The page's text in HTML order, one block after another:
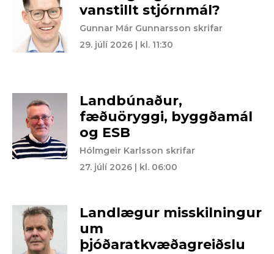
vanstillt stjórnmál?
Gunnar Már Gunnarsson skrifar
29. júlí 2026 | kl. 11:30
Landbúnaður,
fæðuöryggi, byggðamál
og ESB
Hólmgeir Karlsson skrifar
27. júlí 2026 | kl. 06:00
Landlægur misskilningur
um
þjóðaratkvæðagreiðslu